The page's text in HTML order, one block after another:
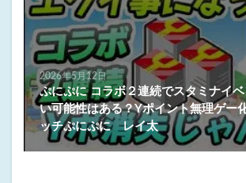
2026年5月12日
ぷにぷに コラボ２連続でスタミナイ
い可能性はある？Yポイント無理ゲー
ッチぷにぷに レイ太